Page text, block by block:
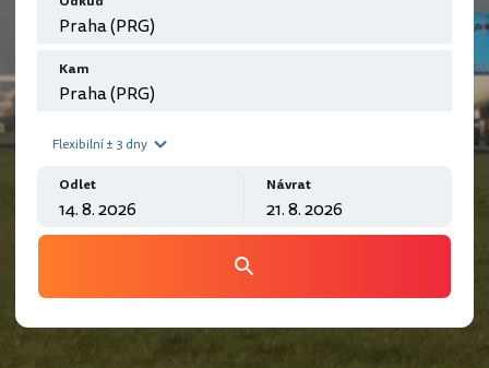
Kam
Flexibilní ± 3 dny
Odlet Návrat